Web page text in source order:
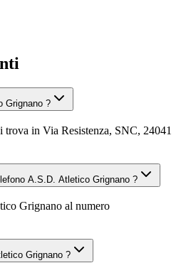
Grignano ?
in Via Resistenza, SNC, 24041
A.S.D. Atletico Grignano ?
Grignano al numero
Grignano ?